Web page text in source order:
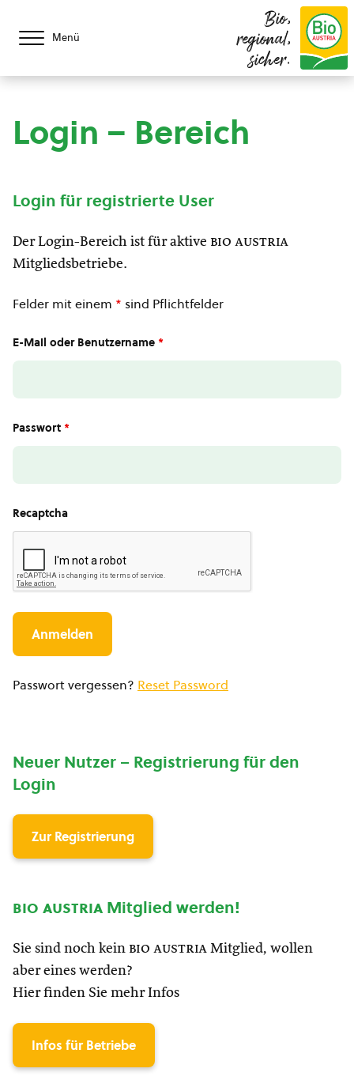
Menü
Bio,
regional,
sicher.
Login – Bereich
Login für registrierte User
Der Login-Bereich ist für aktive bio austria
Mitgliedsbetriebe.
Felder mit einem * sind Pflichtfelder
E-Mail oder Benutzername *
Passwort *
Recaptcha
Passwort vergessen? Reset Password
Neuer Nutzer – Registrierung für den
Login
Zur Registrierung
bio austria Mitglied werden!
Sie sind noch kein bio austria Mitglied, wollen
aber eines werden?
Hier finden Sie mehr Infos
Infos für Betriebe